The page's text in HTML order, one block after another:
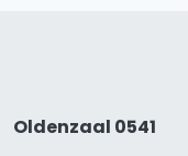
Oldenzaal 0541